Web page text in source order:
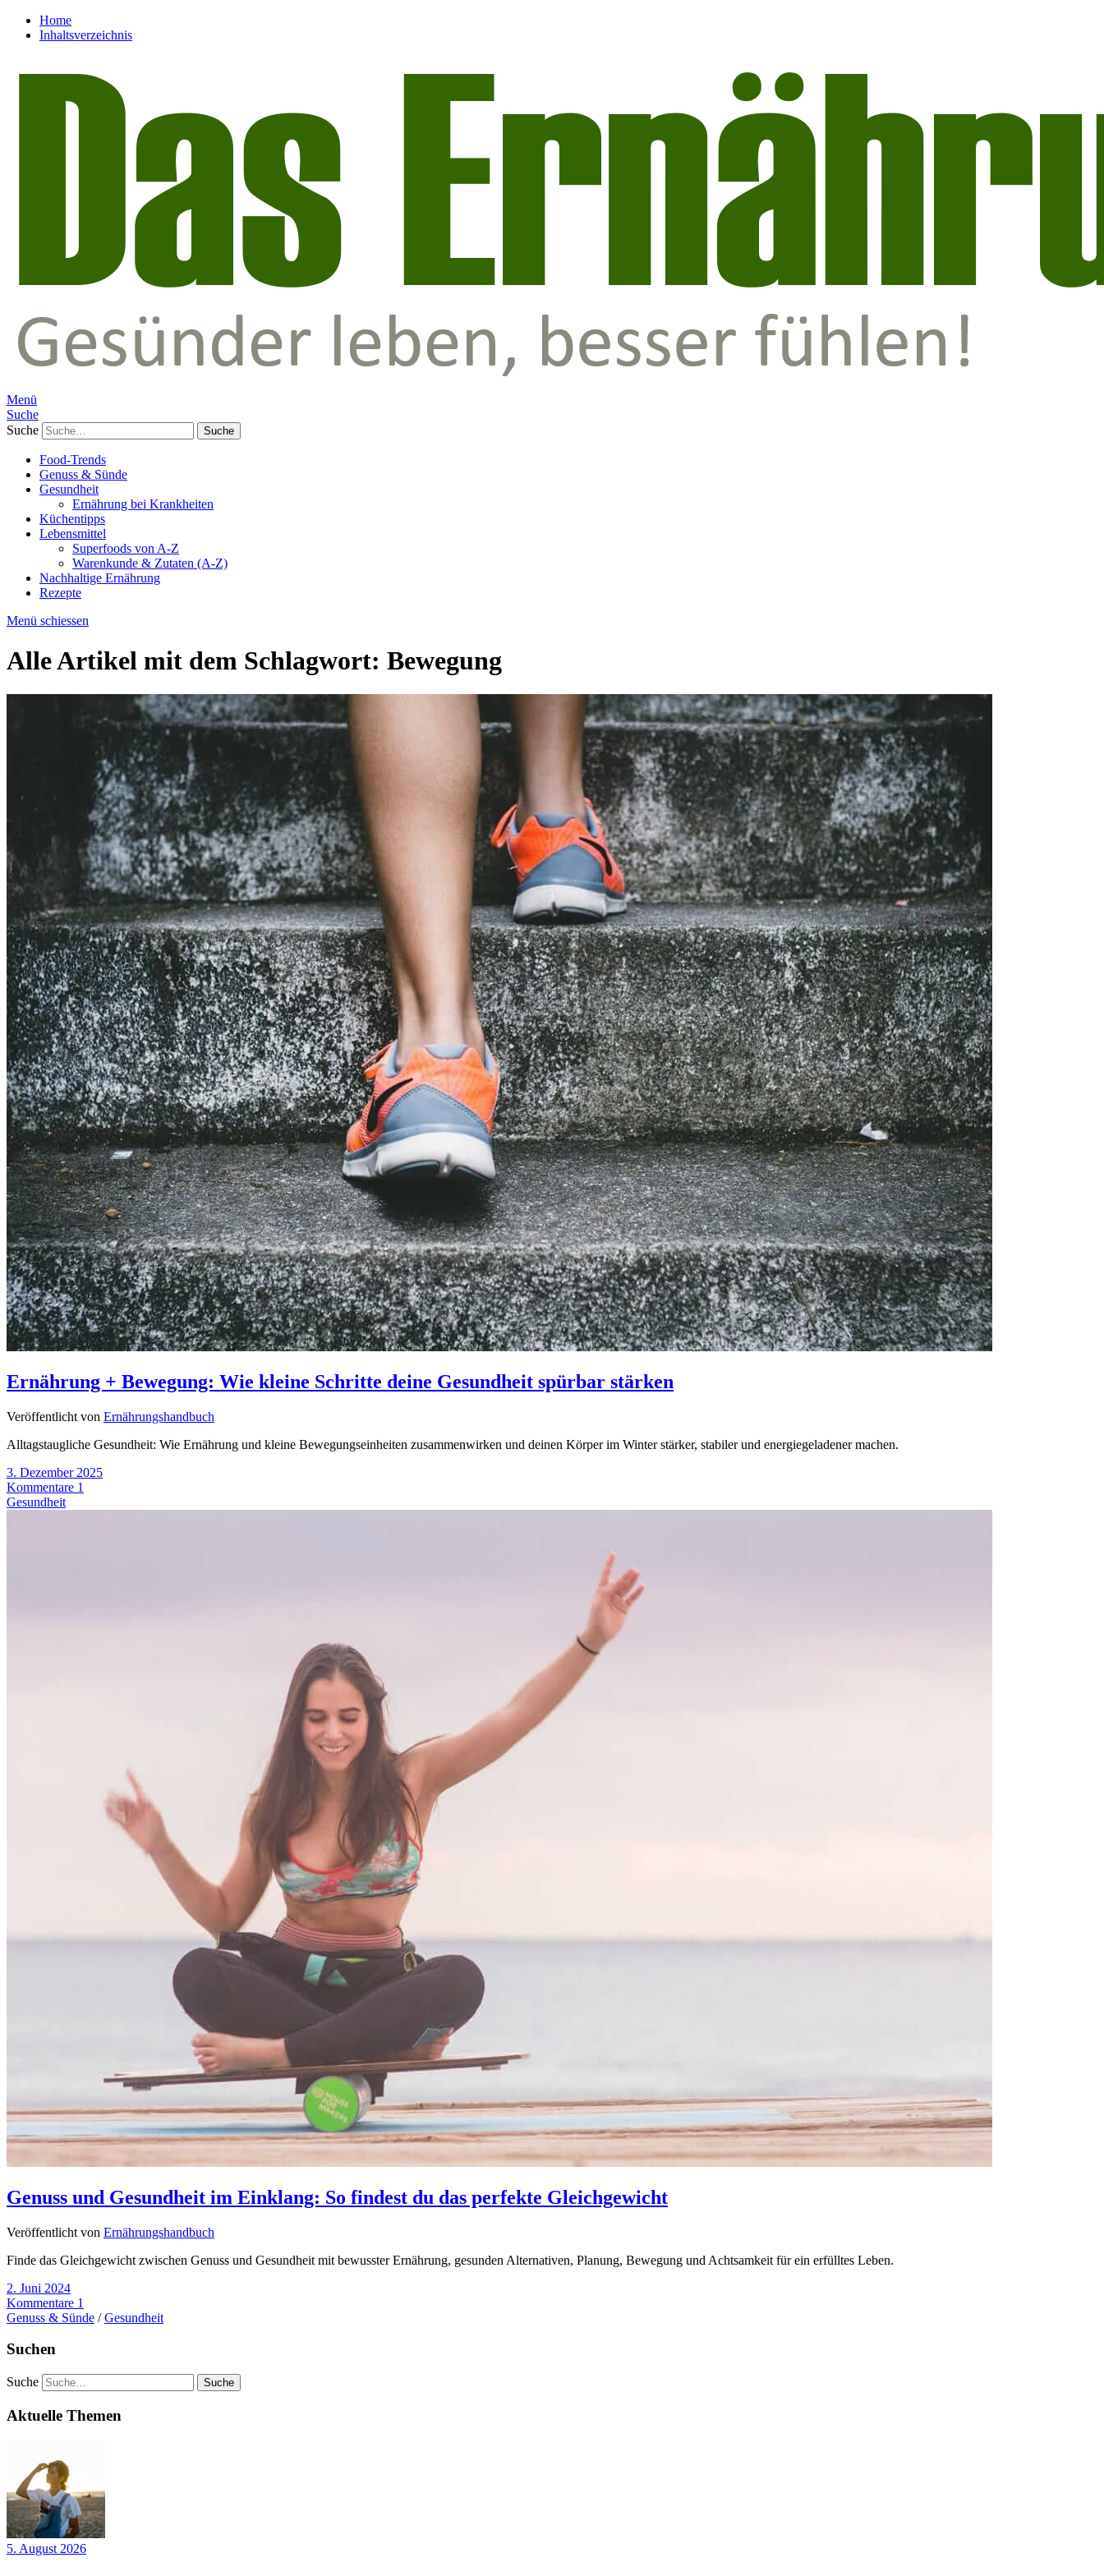
Home
Inhaltsverzeichnis
Menü
Suche
Suche
Food-Trends
Genuss & Sünde
Gesundheit
Ernährung bei Krankheiten
Küchentipps
Lebensmittel
Superfoods von A-Z
Warenkunde & Zutaten (A-Z)
Nachhaltige Ernährung
Rezepte
Menü schiessen
Alle Artikel mit dem Schlagwort: Bewegung
Ernährung + Bewegung: Wie kleine Schritte deine Gesundheit spürbar stärken
Veröffentlicht von Ernährungshandbuch
Alltagstaugliche Gesundheit: Wie Ernährung und kleine Bewegungseinheiten zusammenwirken und deinen Körper im Winter stärker, stabiler und energiegeladener machen.
3. Dezember 2025
Kommentare 1
Gesundheit
Genuss und Gesundheit im Einklang: So findest du das perfekte Gleichgewicht
Veröffentlicht von Ernährungshandbuch
Finde das Gleichgewicht zwischen Genuss und Gesundheit mit bewusster Ernährung, gesunden Alternativen, Planung, Bewegung und Achtsamkeit für ein erfülltes Leben.
2. Juni 2024
Kommentare 1
Genuss & Sünde /Gesundheit
Suchen
Suche
Aktuelle Themen
5. August 2026